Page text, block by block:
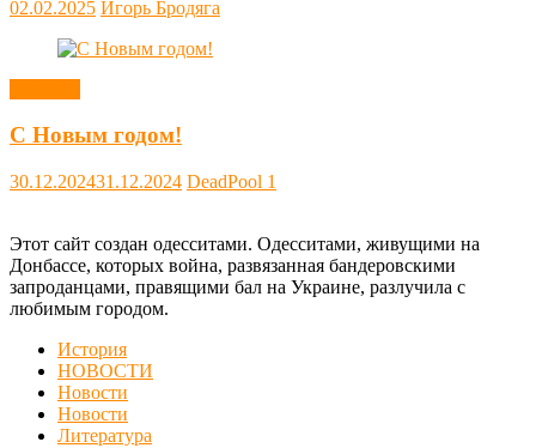
02.02.2025 Игорь Бродяга
С Новым годом!
30.12.202431.12.2024 DeadPool 1
Этот сайт создан одесситами. Одесситами, живущими на
Донбассе, которых война, развязанная бандеровскими
запроданцами, правящими бал на Украине, разлучила с
любимым городом.
История
НОВОСТИ
Новости
Новости
Литература